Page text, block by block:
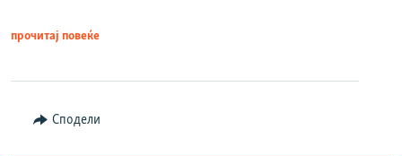
прочитај повеќе
Сподели